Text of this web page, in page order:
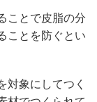
ことで皮脂の分
ことを防ぐとい
対象にしてつく